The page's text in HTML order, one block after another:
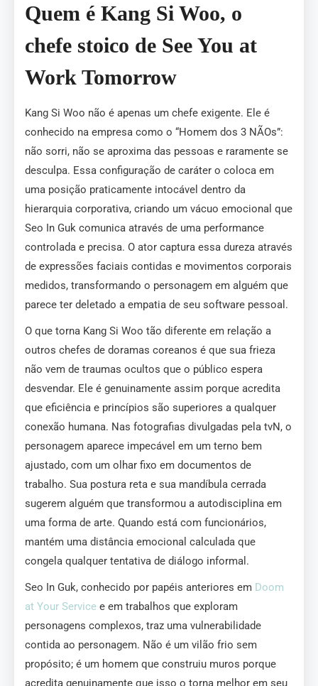
Quem é Kang Si Woo, o
chefe stoico de See You at
Work Tomorrow
Kang Si Woo não é apenas um chefe exigente. Ele é
conhecido na empresa como o “Homem dos 3 NÃOs”:
não sorri, não se aproxima das pessoas e raramente se
desculpa. Essa configuração de caráter o coloca em
uma posição praticamente intocável dentro da
hierarquia corporativa, criando um vácuo emocional que
Seo In Guk comunica através de uma performance
controlada e precisa. O ator captura essa dureza através
de expressões faciais contidas e movimentos corporais
medidos, transformando o personagem em alguém que
parece ter deletado a empatia de seu software pessoal.
O que torna Kang Si Woo tão diferente em relação a
outros chefes de doramas coreanos é que sua frieza
não vem de traumas ocultos que o público espera
desvendar. Ele é genuinamente assim porque acredita
que eficiência e princípios são superiores a qualquer
conexão humana. Nas fotografias divulgadas pela tvN, o
personagem aparece impecável em um terno bem
ajustado, com um olhar fixo em documentos de
trabalho. Sua postura reta e sua mandíbula cerrada
sugerem alguém que transformou a autodisciplina em
uma forma de arte. Quando está com funcionários,
mantém uma distância emocional calculada que
congela qualquer tentativa de diálogo informal.
Seo In Guk, conhecido por papéis anteriores em Doom
at Your Service e em trabalhos que exploram
personagens complexos, traz uma vulnerabilidade
contida ao personagem. Não é um vilão frio sem
propósito; é um homem que construiu muros porque
acredita genuinamente que isso o torna melhor em seu